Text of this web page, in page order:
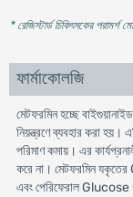
* রেজিস্টার্ড চিকিৎসকের
ফার্মাকোলজি
মেটফরমিন হচ্ছে
নিয়ন্ত্রণে ব্যবহার করা
পরিমাণ কমায়। এর
করে না। মেটফরমিন
এবং পেরিফেরাল Glucose